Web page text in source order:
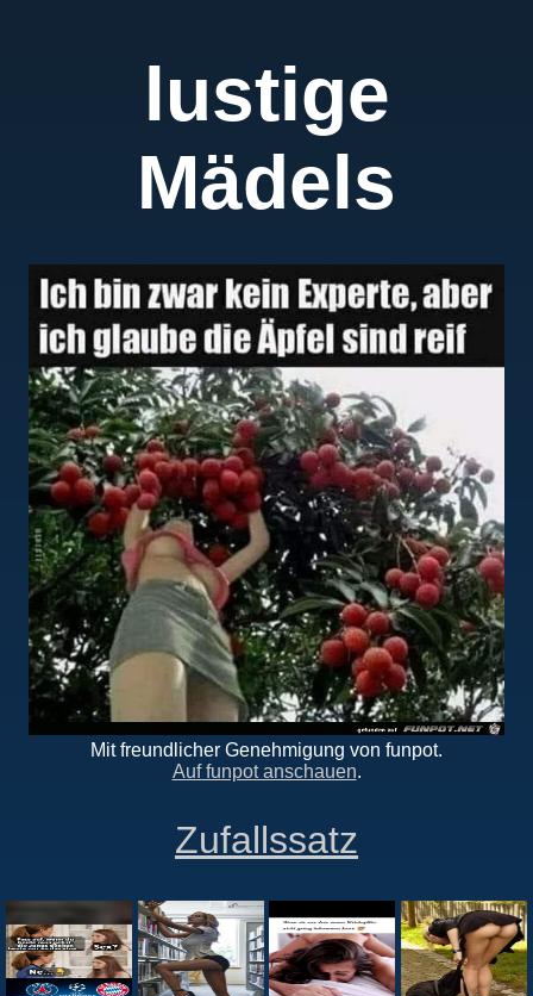
lustige
Mädels
Mit freundlicher Genehmigung von funpot.
Auf funpot anschauen.
Zufallssatz